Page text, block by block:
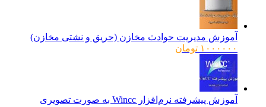
آموزش مدیریت حوادث مخازن (حریق و نشتی مخازن)
۱۰۰۰۰۰۰ تومان
آموزش پیشرفته نرم‌افزار Wincc به صورت تصویری